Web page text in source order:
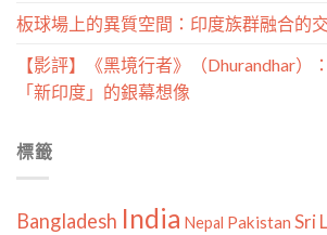
板球場上的異質空間：印度族群融合的
【影評】《黑境行者》（Dhurandhar）
「新印度」的銀幕想像
標籤
Bangladesh India Nepal Pakistan Sri